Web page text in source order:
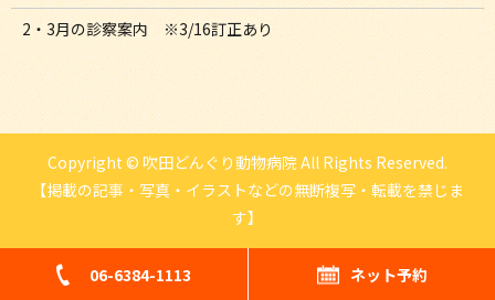
2・3月の診察案内 ※3/16訂正あり
06-6384-1113 ネット予約
Copyright © 吹田どんぐり動物病院 All Rights Reserved.
【掲載の記事・写真・イラストなどの無断複写・転載を禁じま
す】